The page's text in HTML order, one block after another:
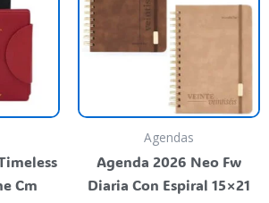
Cm
multiple
variants.
may
chosen
Agendas
Agenda 2026 Neo Fw
Diaria Con Espiral 15×21